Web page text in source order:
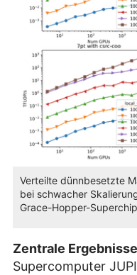
Verteilte dünnbesetzte
bei schwacher
Grace-Hopper-
Zentrale
Supercomputer